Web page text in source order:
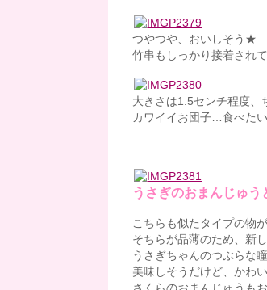
つやつや、おいしそう★
竹串もしっかり接着され
大きさは1.5センチ程度、
カワイイお団子…食べた
うさぎのおまんじゅう
こちらも似たタイプの物
そちらが品薄のため、新
うさぎちゃんのつぶらな
美味しそうだけど、かわ